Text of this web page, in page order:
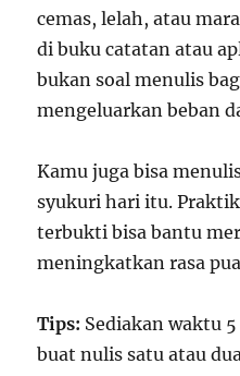
cemas, lelah, atau
di buku catatan atau
bukan soal menulis
mengeluarkan beban
Kamu juga bisa
syukuri hari itu.
terbukti bisa bantu
meningkatkan rasa
Tips: Sediakan waktu
buat nulis satu atau